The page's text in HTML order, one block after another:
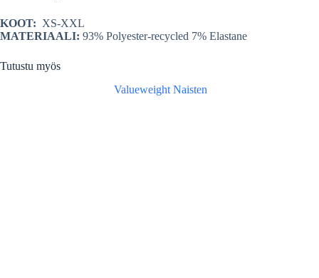
KOOT: XS-XXL
MATERIAALI: 93% Polyester-recycled 7% Elastane
Tutustu myös